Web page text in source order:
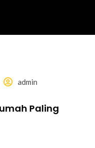
admin
Paling